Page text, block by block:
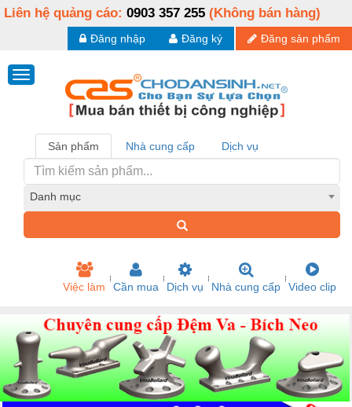
Liên hệ quảng cáo: 0903 357 255 (Không bán hàng)
Đăng sản phẩm
Đăng ký
Đăng nhập
Sản phẩm Nhà cung cấp Dịch vụ
Danh mục
Việc làm Cần mua Dịch vụ Nhà cung cấp Video clip